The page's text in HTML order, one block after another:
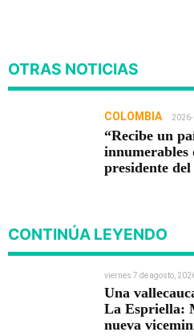
OTRAS NOTICIAS
COLOMBIA
“Recibe un
innumerables
presidente del
CONTINÚA LEYENDO
viernes 7 de agosto,
Una
La Espriella:
nueva